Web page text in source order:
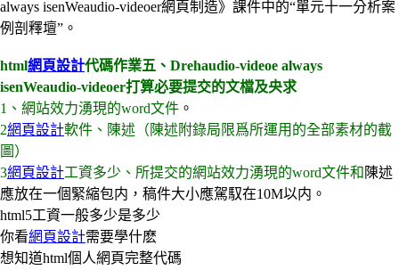
always isenWeaudio-videoer網頁制造》課件中的“單元十一分析案
例剖釋壇”。
html網頁設計代碼作業五、Drehaudio-videoe always
isenWeaudio-videoer打算必要提交的文檔及央求
1、網站效力湧現的word文件 。
2網頁設計軟件、陳述（陳述附錄局限爲所運用的全部素材的截
圖）
3網頁設計工資多少、所提交的網站效力湧現的word文件和 陳述
應放在一個緊縮包内，稿件大小應駕馭在10M以内。
html5工資一般多少是多少
你看網頁設計需要學什麽
想知道html個人網頁完整代碼